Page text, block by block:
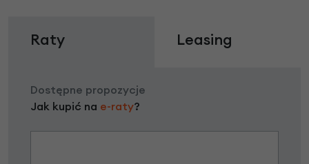
Raty Leasing
Dostępne propozycje
Jak kupić na e-raty?